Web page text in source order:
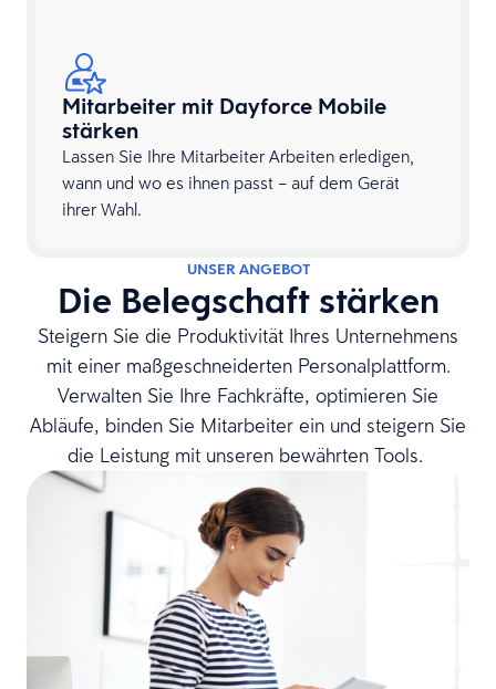
Mitarbeiter mit Dayforce Mobile
stärken
Lassen Sie Ihre Mitarbeiter Arbeiten erledigen,
wann und wo es ihnen passt – auf dem Gerät
ihrer Wahl.
UNSER ANGEBOT
Die Belegschaft stärken
Steigern Sie die Produktivität Ihres Unternehmens
mit einer maßgeschneiderten Personalplattform.
Verwalten Sie Ihre Fachkräfte, optimieren Sie
Abläufe, binden Sie Mitarbeiter ein und steigern Sie
die Leistung mit unseren bewährten Tools.